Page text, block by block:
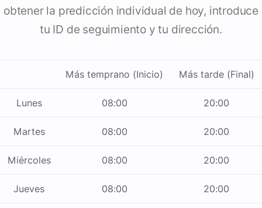
obtener la predicción individual de hoy, introduce
tu ID de seguimiento y tu dirección.
Más temprano (Inicio) Más tarde (Final)
Lunes 08:00 20:00
Martes 08:00 20:00
Miércoles 08:00 20:00
Jueves 08:00 20:00